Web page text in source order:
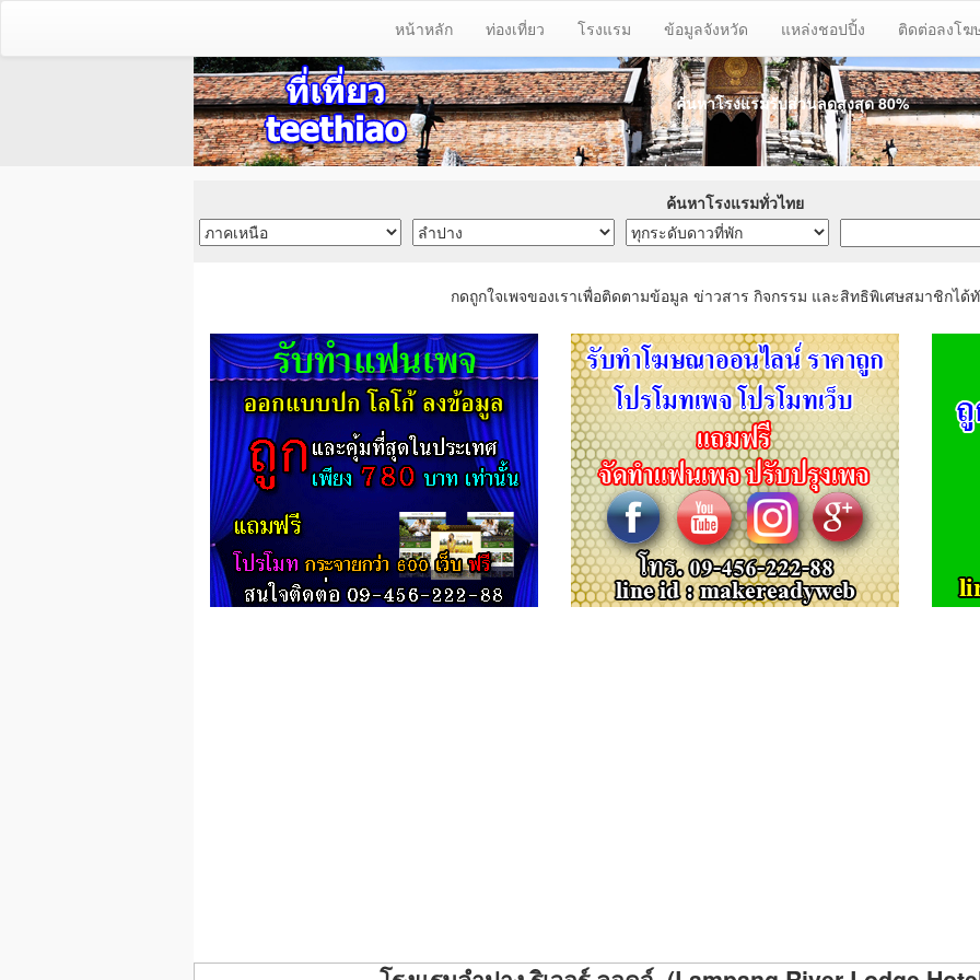
หน้าหลัก ท่องเที่ยว โรงแรม ข้อมูลจังหวัด แหล่งชอปปิ้ง ติดต่อลงโ
ค้นหาโรงแรมรับส่วนลดสูงสุด 80%
ค้นหาโรงแรมทั่วไทย
กดถูกใจเพจของเราเพื่อติดตามข้อมูล ข่าวสาร กิจกรรม และสิทธิพิเศษสมาชิกได้